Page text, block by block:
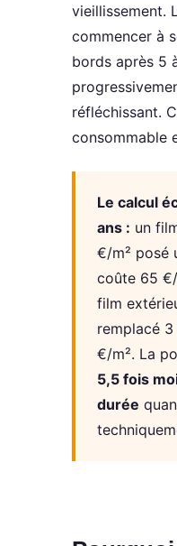
vieillissement.
commencer à
bords après 5
réfléchissant.
consommable
Le calcul
ans : un
€/m² posé
coûte 65
film
remplacé
€/m². La
5,5 fois
durée